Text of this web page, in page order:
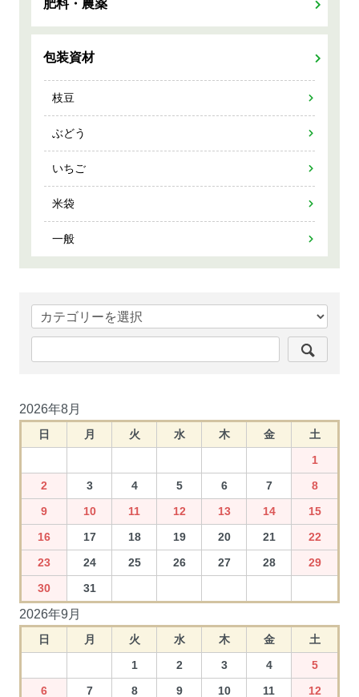
肥料・農薬
包装資材
枝豆
ぶどう
いちご
米袋
一般
2026年8月
日 月 火 水 木 金
土
1
2
3 4 5 6 7
8
9
10 11 12 13 14
15
16
17 18 19 20 21
22
23
24 25 26 27 28
29
30
31
2026年9月
日 月 火 水 木 金
土
1
2 3 4
5
6
7 8 9 10 11
12